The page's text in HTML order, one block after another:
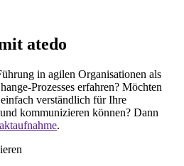
atedo
in agilen Organisationen als
Prozesses erfahren? Möchten
verständlich für Ihre
kommunizieren können? Dann
.